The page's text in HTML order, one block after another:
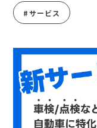
#サービス